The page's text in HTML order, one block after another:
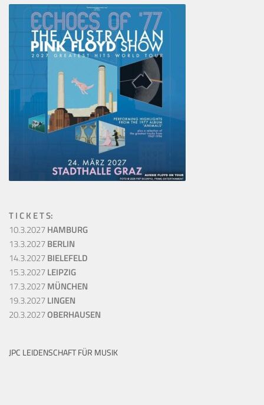
T I C K E T S:
10.3.2027HAMBURG
13.3.2027BERLIN
14.3.2027BIELEFELD
15.3.2027LEIPZIG
17.3.2027MÜNCHEN
19.3.2027LINGEN
20.3.2027OBERHAUSEN
JPC LEIDENSCHAFT FÜR MUSIK